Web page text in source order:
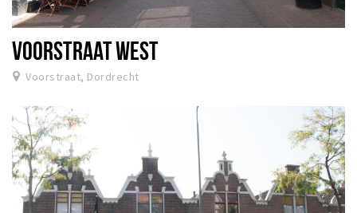
VOORSTRAAT WEST
Voorstraat, Dordrecht